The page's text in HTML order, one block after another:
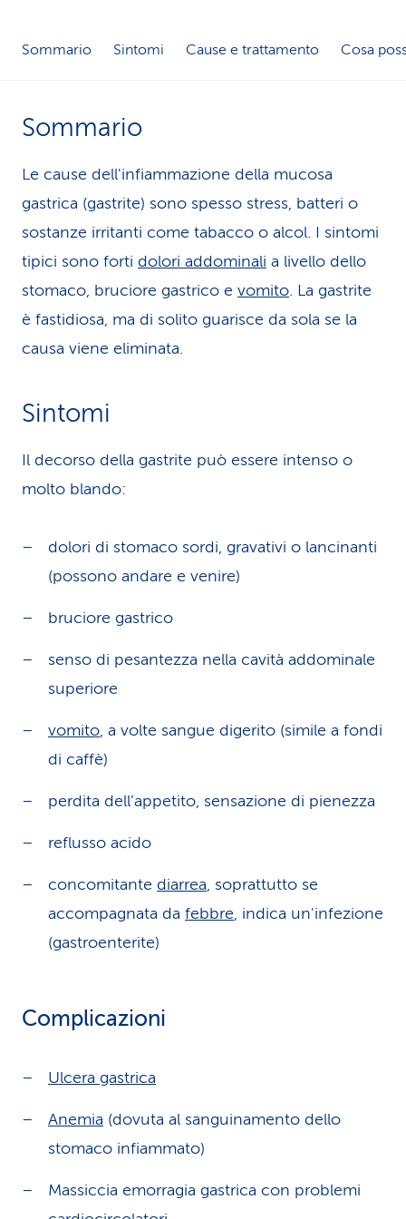
d
e
r
v
i
z
Sommario Sintomi Cause e trattamento Cosa
Sommario
Le cause dell'infiammazione della mucosa
gastrica (gastrite) sono spesso stress, batteri o
sostanze irritanti come tabacco o alcol. I sintomi
tipici sono forti dolori addominali a livello dello
stomaco, bruciore gastrico e vomito. La gastrite
è fastidiosa, ma di solito guarisce da sola se la
causa viene eliminata.
Sintomi
Il decorso della gastrite può essere intenso o
molto blando:
dolori di stomaco sordi, gravativi o lancinanti
(possono andare e venire)
bruciore gastrico
senso di pesantezza nella cavità addominale
superiore
vomito, a volte sangue digerito (simile a fondi
di caffè)
perdita dell’appetito, sensazione di pienezza
reflusso acido
concomitante diarrea, soprattutto se
accompagnata da febbre, indica un'infezione
(gastroenterite)
Complicazioni
Ulcera gastrica
Anemia (dovuta al sanguinamento dello
stomaco infiammato)
Massiccia emorragia gastrica con problemi